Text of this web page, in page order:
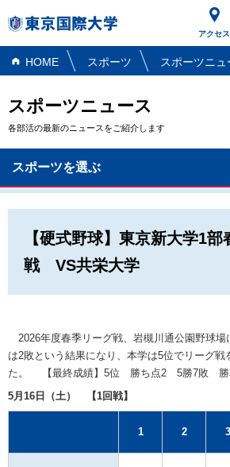
アクセス
HOME スポーツ スポーツニュ
スポーツニュース
各部活の最新のニュースをご紹介します
スポーツを選ぶ
【硬式野球】東京新大学1部
戦 VS共栄大学
2026年度春季リーグ戦、岩槻川通公園野球場
は2敗という結果になり、本学は5位でリーグ戦
た。 【最終成績】5位 勝ち点2 5勝7敗 勝
5月16日（土） 【1回戦】
1 2 3